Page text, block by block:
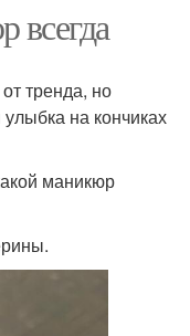
всегда
тренда, но
на кончиках
маникюр